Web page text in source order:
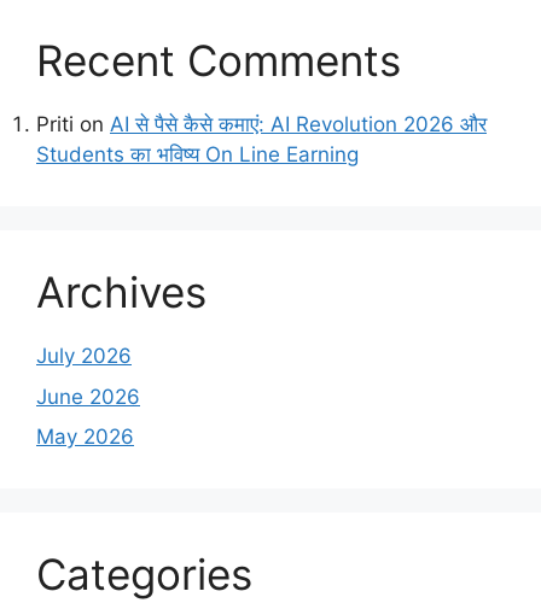
Recent Comments
Priti on AI से पैसे कैसे कमाएं: AI Revolution 2026 और
Students का भविष्य On Line Earning
Archives
July 2026
June 2026
May 2026
Categories